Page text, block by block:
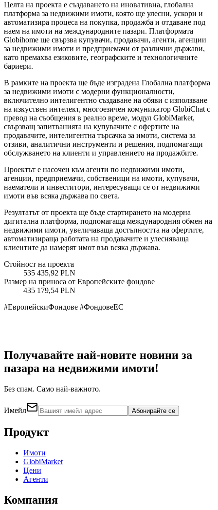
Целта на проекта е създаването на иновативна, глобална
платформа за недвижими имоти, която ще улесни, ускори и
автоматизира процеса на покупка, продажба и отдаване под
наем на имоти на международните пазари. Платформата
Globihome ще свързва купувачи, продавачи, агенти, агенции
за недвижими имоти и предприемачи от различни държави,
като премахва езиковите, географските и технологичните
бариери.
В рамките на проекта ще бъде изградена Глобална платформа
за недвижими имоти с модерни функционалности,
включително интелигентно създаване на обяви с използване
на изкуствен интелект, многоезичен комуникатор GlobiChat с
превод на съобщения в реално време, модул GlobiMarket,
свързващ запитванията на купувачите с офертите на
продавачите, интелигентна търсачка за имоти, система за
отзиви, аналитични инструменти и решения, подпомагащи
обслужването на клиенти и управлението на продажбите.
Проектът е насочен към агенти по недвижими имоти,
агенции, предприемачи, собственици на имоти, купувачи,
наематели и инвеститори, интересуващи се от недвижими
имоти във всяка държава по света.
Резултатът от проекта ще бъде стартирането на модерна
дигитална платформа, подпомагаща международния обмен на
недвижими имоти, увеличаваща достъпността на офертите,
автоматизираща работата на продавачите и улесняваща
клиентите да намерят имот във всяка държава.
Стойност на проекта
535 435,92 PLN
Размер на приноса от Европейските фондове
435 179,54 PLN
#ЕвропейскиФондове #ФондовеЕС
Получавайте най-новите новини за
пазара на недвижими имоти!
Без спам. Само най-важното.
Имейл Абонирайте се
Продукт
Имоти
GlobiMarket
Цени
Агенти
Компания